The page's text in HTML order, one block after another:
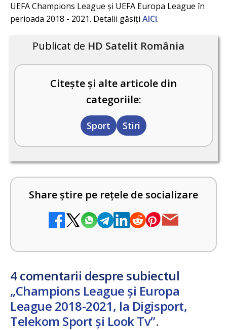
UEFA Champions League și UEFA Europa League în
perioada 2018 - 2021. Detalii găsiți AICI.
Publicat de HD Satelit România
Citește și alte articole din
categoriile:
Sport Stiri
Share știre pe rețele de socializare
4 comentarii despre subiectul
„Champions League și Europa
League 2018-2021, la Digisport,
Telekom Sport și Look Tv”.